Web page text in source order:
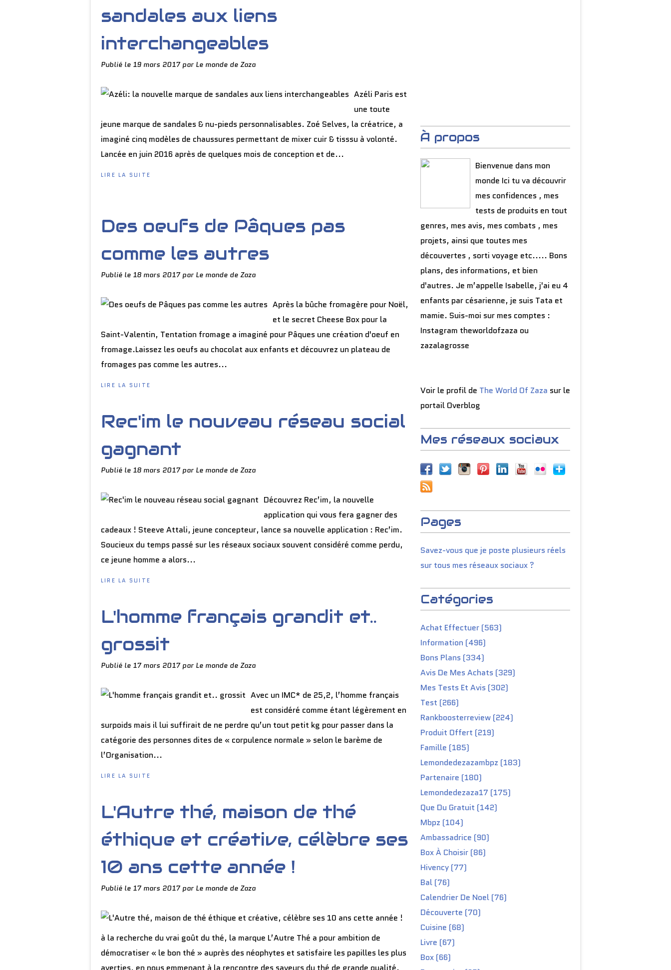
sandales aux liens
interchangeables
Publié le 19 mars 2017 par Le monde de Zaza
Azéli Paris est
une toute
jeune marque de sandales & nu-pieds personnalisables. Zoé Selves, la créatrice, a
imaginé cinq modèles de chaussures permettant de mixer cuir & tisssu à volonté.
Lancée en juin 2016 après de quelques mois de conception et de...
LIRE LA SUITE
Des oeufs de Pâques pas
comme les autres
Publié le 18 mars 2017 par Le monde de Zaza
Après la bûche fromagère pour Noël,
et le secret Cheese Box pour la
Saint-Valentin, Tentation fromage a imaginé pour Pâques une création d'oeuf en
fromage.Laissez les oeufs au chocolat aux enfants et découvrez un plateau de
fromages pas comme les autres...
LIRE LA SUITE
Rec'im le nouveau réseau social
gagnant
Publié le 18 mars 2017 par Le monde de Zaza
Découvrez Rec’im, la nouvelle
application qui vous fera gagner des
cadeaux ! Steeve Attali, jeune concepteur, lance sa nouvelle application : Rec’im.
Soucieux du temps passé sur les réseaux sociaux souvent considéré comme perdu,
ce jeune homme a alors...
LIRE LA SUITE
L'homme français grandit et..
grossit
Publié le 17 mars 2017 par Le monde de Zaza
Avec un IMC* de 25,2, l’homme français
est considéré comme étant légèrement en
surpoids mais il lui suffirait de ne perdre qu’un tout petit kg pour passer dans la
catégorie des personnes dites de « corpulence normale » selon le barème de
l’Organisation...
LIRE LA SUITE
L'Autre thé, maison de thé
éthique et créative, célèbre ses
10 ans cette année !
Publié le 17 mars 2017 par Le monde de Zaza
à la recherche du vrai goût du thé, la marque L’Autre Thé a pour ambition de
démocratiser « le bon thé » auprès des néophytes et satisfaire les papilles les plus
À propos
Bienvenue dans mon
monde Ici tu va découvrir
mes confidences , mes
tests de produits en tout
genres, mes avis, mes combats , mes
projets, ainsi que toutes mes
découvertes , sorti voyage etc..... Bons
plans, des informations, et bien
d'autres. Je m’appelle Isabelle, j'ai eu 4
enfants par césarienne, je suis Tata et
mamie. Suis-moi sur mes comptes :
Instagram theworldofzaza ou
zazalagrosse
Voir le profil de The World Of Zaza sur le
portail Overblog
Mes réseaux sociaux
Pages
Savez-vous que je poste plusieurs réels
sur tous mes réseaux sociaux ?
Catégories
Achat Effectuer (563)
Information (496)
Bons Plans (334)
Avis De Mes Achats (329)
Mes Tests Et Avis (302)
Test (266)
Rankboosterreview (224)
Produit Offert (219)
Famille (185)
Lemondedezazambpz (183)
Partenaire (180)
Lemondedezaza17 (175)
Que Du Gratuit (142)
Mbpz (104)
Ambassadrice (90)
Box À Choisir (86)
Hivency (77)
Bal (76)
Calendrier De Noel (76)
Découverte (70)
Cuisine (68)
Livre (67)
Box (66)